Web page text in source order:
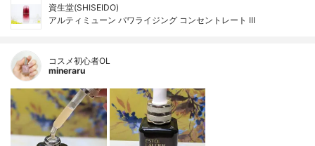
資生堂(SHISEIDO)
アルティミューン パワライジング コンセントレート III
コスメ初心者OL
mineraru